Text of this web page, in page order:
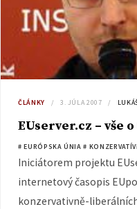
ČLÁNKY 3. JÚLA 2007
EUserver.cz – vše
# EURÓPSKA ÚNIA #
Iniciátorem projektu
internetový časopis
konzervativně-